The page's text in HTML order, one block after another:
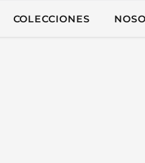
COLECCIONES